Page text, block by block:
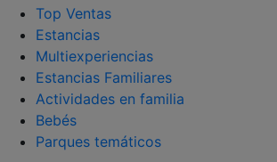
Top Ventas
Estancias
Multiexperiencias
Estancias Familiares
Actividades en familia
Bebés
Parques temáticos